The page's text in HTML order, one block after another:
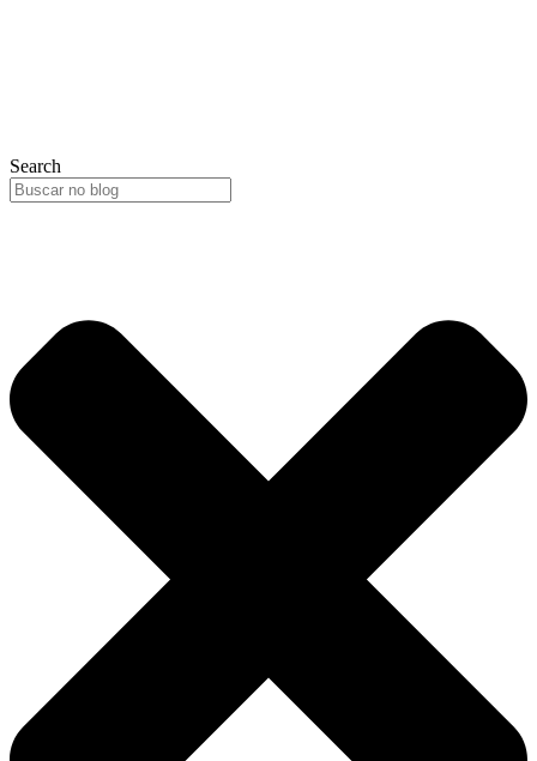
Search